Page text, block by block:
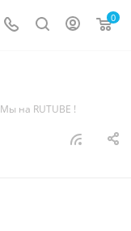
0
Мы на RUTUBE !